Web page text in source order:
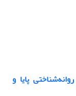
پایا و